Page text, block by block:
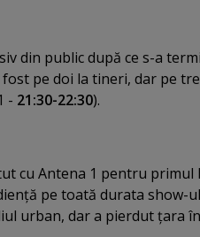
din public după ce s-a
fost pe doi la tineri, dar pe
- 21:30-22:30).
cu Antena 1 pentru
pe toată durata show-
urban, dar a pierdut ţara